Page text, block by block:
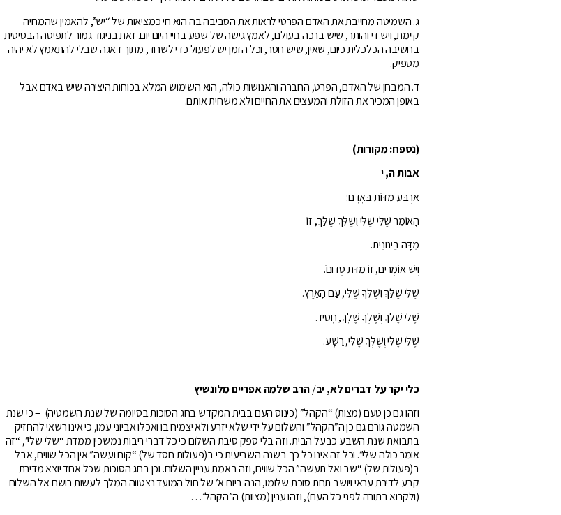
ג. השמיטה מחייבת את האדם הפרטי לראות את הסביבה בה הוא חי כמציאות של “יש”, להאמין שהמחיה
קיימת, ויש די והותר, שיש ברכה בעולם, לאמץ גישה של שפע בחיי היום יום. זאת בניגוד גמור לתפיסה הבסיסית
בחשיבה הכלכלית כיום, שאין, שיש חסר, וכל הזמן יש לפעול כדי לשרוד, מתוך דאגה שבלי להתאמץ לא יהיה
מספיק.
ד. המבחן של האדם, הפרט, החברה והאנושות כולה, הוא השימוש המלא בכוחות היצירה שיש באדם אבל
באופן המכיר את הזולת והמעצים את החיים ולא משחית אותם.
(נספח: מקורות)
אבותה,י
אַרְבַּע מִדּוֹת בָּאָדָם:
הָאוֹמֵר שֶׁלִּי שֶׁלִּי וְשֶׁלְּךָ שֶׁלָּךְ, זוֹ
מִדָּה בֵינוֹנִית.
וְיֵשׁ אוֹמְרִים, זוֹ מִדַּת סְדוםֹ.
שֶׁלִּי שֶׁלָּךְ וְשֶׁלְּךָ שֶׁלִּי, עַם הָאָרֶץ.
שֶׁלִּי שֶׁלָּךְ וְשֶׁלְּךָ שֶׁלָּךְ, חָסִיד.
שֶׁלִּי שֶׁלִּי וְשֶׁלְּךָ שֶׁלִּי, רָשָׁע.
כלי יקר על דברים לא, יב/הרב שלמה אפריים מלונשיץ
וזהו גם כן טעם (מצות) “הקהל” (כינוס העם בבית המקדש בחג הסוכות בסיומה של שנת השמטיה) – כי שנת
השמטה גורם גם כן ה”הקהל” והשלום על ידי שלא יזרע ולא יצמיח בו ואכלו אביוני עמו, כי אינו רשאי להחזיק
בתבואת שנת השבע כבעל הבית. וזה בלי ספק סיבת השלום כי כל דברי ריבות נמשכין ממדת “שלי שלי”, “זה
אומר כולה שלי”. וכל זה אינו כל כך בשנה השביעית כי ב(פעולות חסד של) “קום ועשה” אין הכל שווים, אבל
ב(פעולות של) “שב ואל תעשה” הכל שווים, וזה באמת עניין השלום. וכן בחג הסוכות שכל אחד יוצא מדירת
קבע לדירת עראי ויושב תחת סוכת שלומו, הנה ביום א’ של חול המועד נצטווה המלך לעשות רושם אל השלום
(ולקרוא בתורה לפני כל העם), וזהו ענין (מצוות) ה”הקהל”…